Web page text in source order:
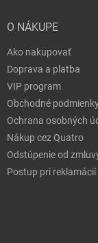
O NÁKUPE
Ako nakupovať
Doprava a platba
VIP program
Obchodné
Ochrana osobných
Nákup cez Quatro
Odstúpenie od
Postup pri reklamácií